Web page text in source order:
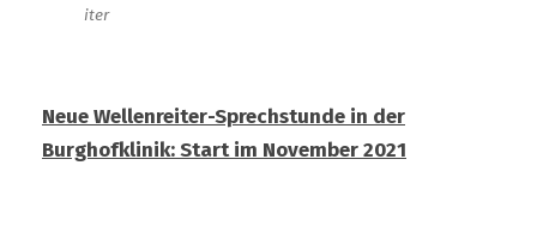
iter
Neue Wellenreiter-Sprechstunde in der
Burghofklinik: Start im November 2021